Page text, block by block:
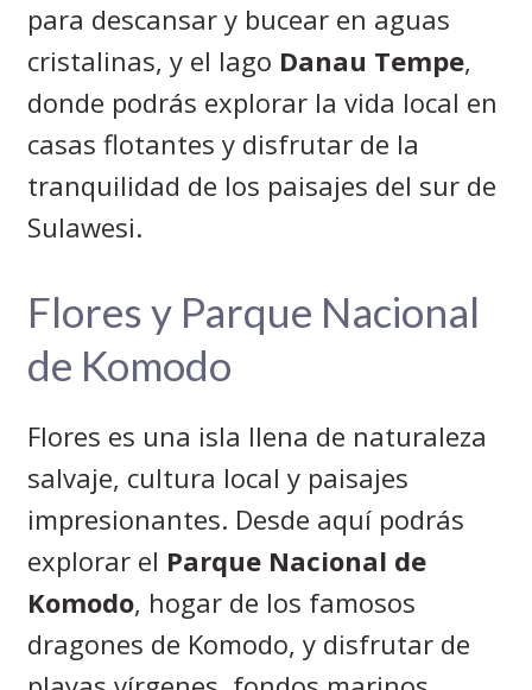
para descansar y bucear en aguas
cristalinas, y el lago Danau Tempe,
donde podrás explorar la vida local en
casas flotantes y disfrutar de la
tranquilidad de los paisajes del sur de
Sulawesi.
Flores y Parque Nacional
de Komodo
Flores es una isla llena de naturaleza
salvaje, cultura local y paisajes
impresionantes. Desde aquí podrás
explorar el Parque Nacional de
Komodo, hogar de los famosos
dragones de Komodo, y disfrutar de